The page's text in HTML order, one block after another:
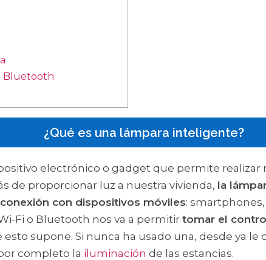
Bluetooth
¿Qué es una lámpara inteligente?
electrónico o gadget que permite realizar
de proporcionar luz a nuestra vivienda, la
con dispositivos móviles:
Fi o Bluetooth nos va a permitir tomar el
esto supone. Si nunca ha usado una, desde ya
completo la iluminación de las estancias.